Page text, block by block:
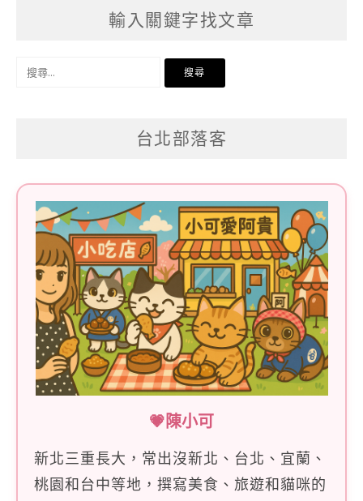
輸入關鍵字找文章
搜
台北部落客
💗陳小可
新北三重長大，常出沒新北、台北、宜蘭、
桃園和台中等地，撰寫美食、旅遊和貓咪的